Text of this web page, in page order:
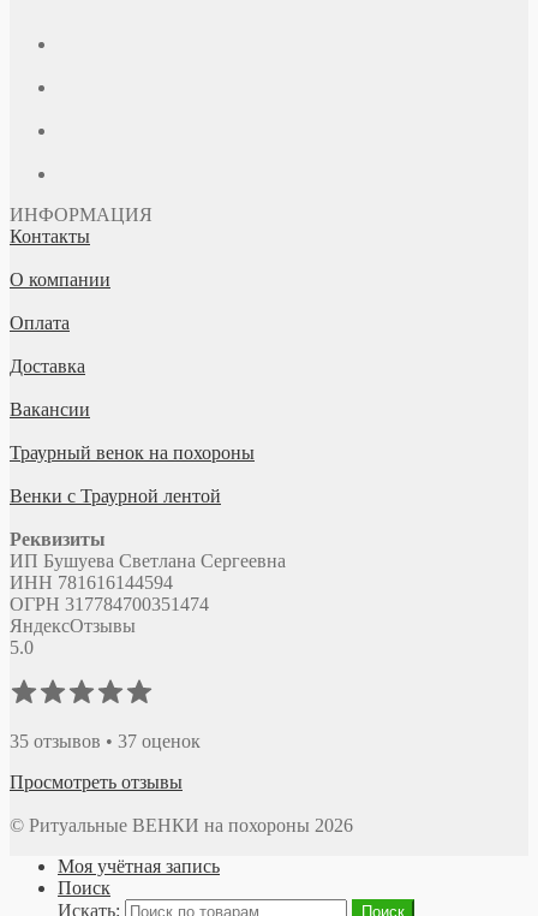
ИНФОРМАЦИЯ
Контакты
О компании
Оплата
Доставка
Вакансии
Траурный венок на похороны
Венки с Траурной лентой
Реквизиты
ИП Бушуева Светлана Сергеевна
ИНН 781616144594
ОГРН 317784700351474
ЯндексОтзывы
5.0
35 отзывов • 37 оценок
Просмотреть отзывы
© Ритуальные ВЕНКИ на похороны 2026
Моя учётная запись
Поиск
Искать:
Поиск